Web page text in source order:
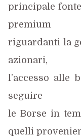
principale
premium
riguardanti la
azionari,
l’accesso alle
seguire
le Borse in
quelli